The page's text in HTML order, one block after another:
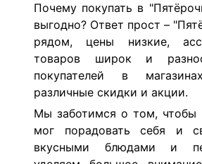
Почему покупать в
выгодно? Ответ прост –
рядом, цены низкие,
товаров широк и
покупателей в
различные скидки и акции.
Мы заботимся о том, чтобы
мог порадовать себя и
вкусными блюдами и